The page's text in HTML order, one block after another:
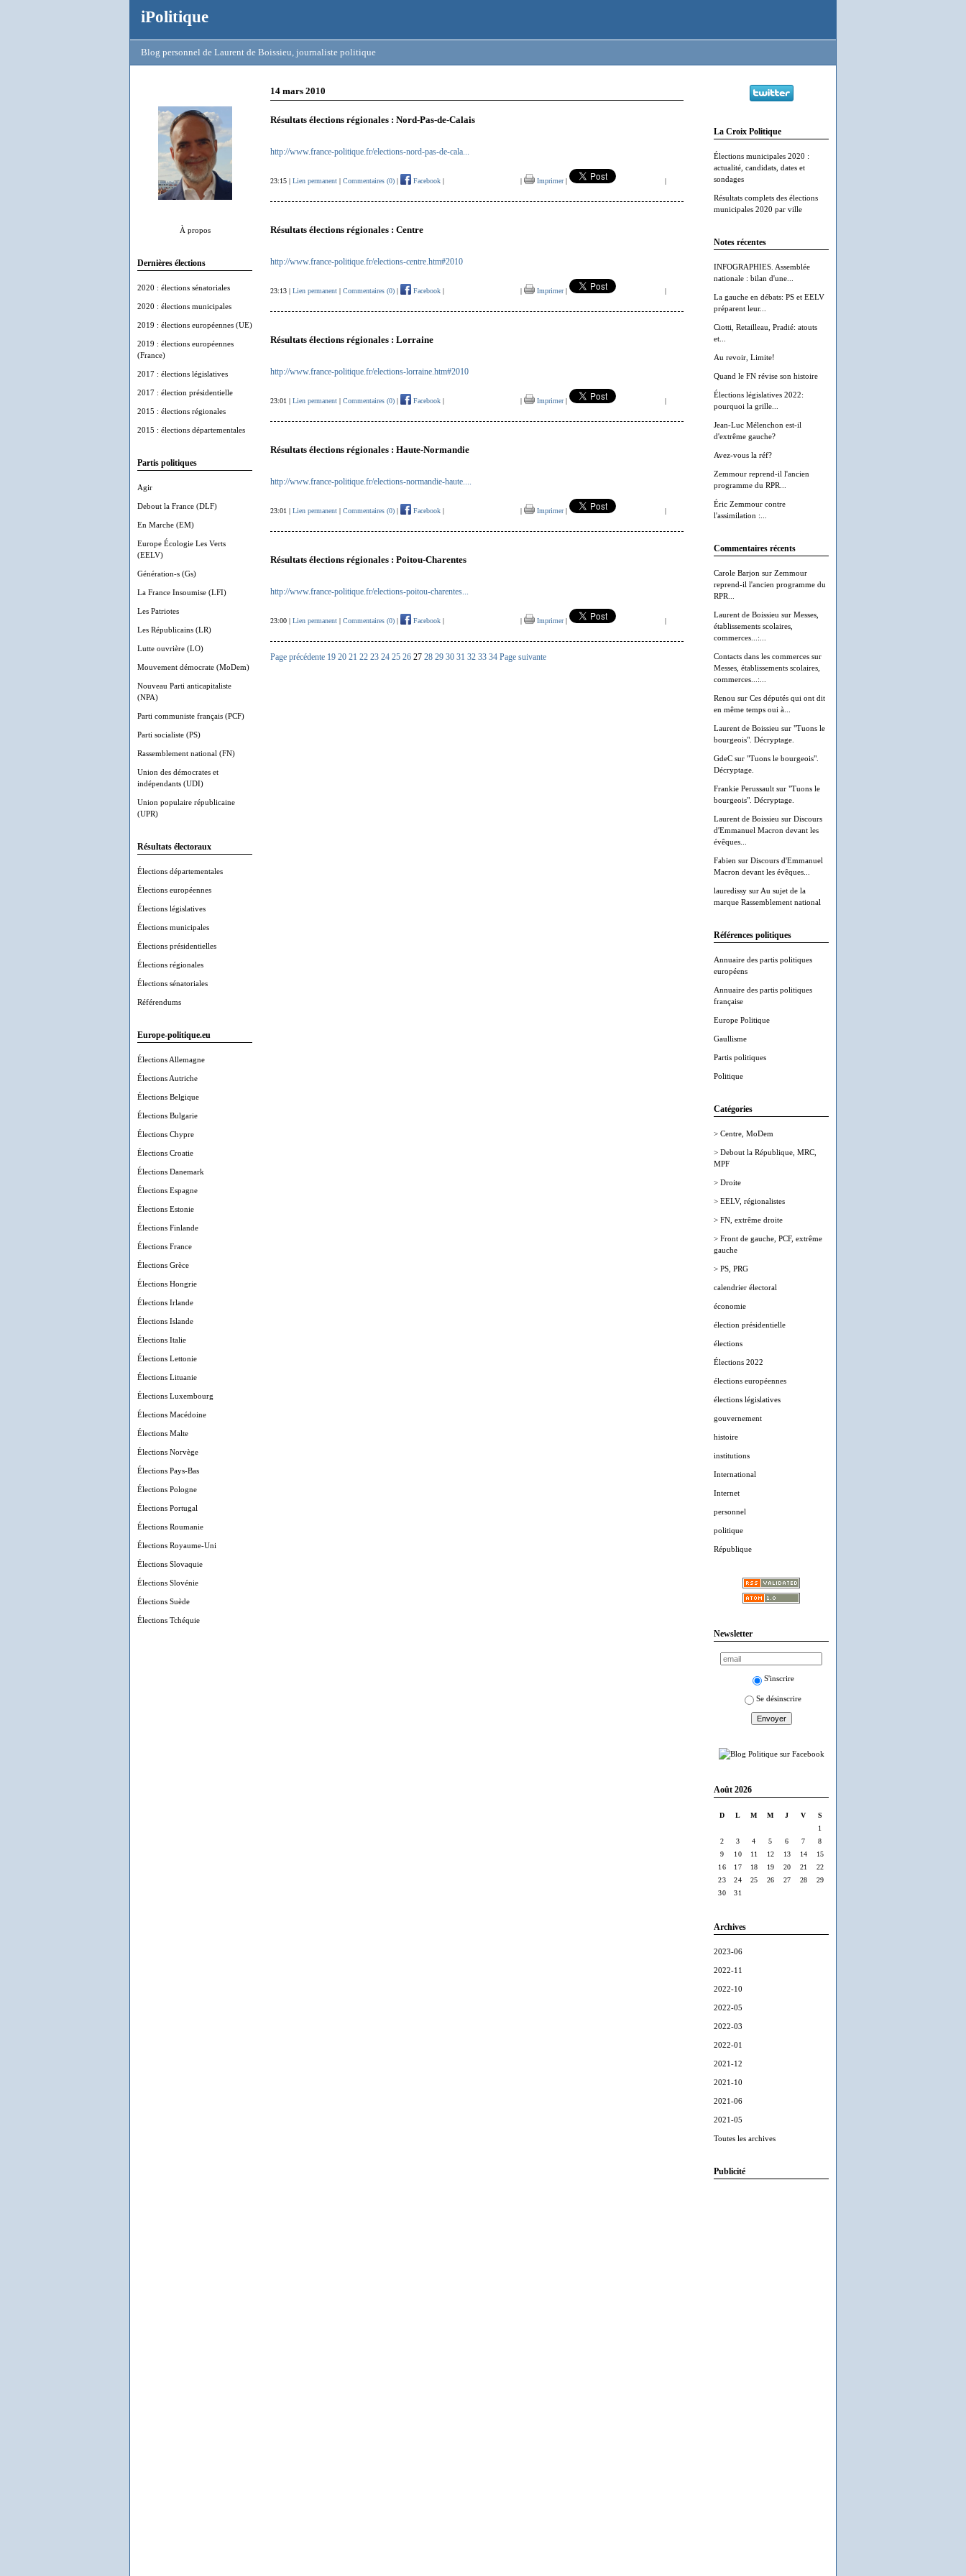
iPolitique
Blog personnel de Laurent de Boissieu, journaliste politique
À propos
Dernières élections
2020 : élections sénatoriales
2020 : élections municipales
2019 : élections européennes (UE)
2019 : élections européennes
(France)
2017 : élections législatives
2017 : élection présidentielle
2015 : élections régionales
2015 : élections départementales
Partis politiques
Agir
Debout la France (DLF)
En Marche (EM)
Europe Écologie Les Verts
(EELV)
Génération-s (Gs)
La France Insoumise (LFI)
Les Patriotes
Les Républicains (LR)
Lutte ouvrière (LO)
Mouvement démocrate (MoDem)
Nouveau Parti anticapitaliste
(NPA)
Parti communiste français (PCF)
Parti socialiste (PS)
Rassemblement national (FN)
Union des démocrates et
indépendants (UDI)
Union populaire républicaine
(UPR)
Résultats électoraux
Élections départementales
Élections européennes
Élections législatives
Élections municipales
Élections présidentielles
Élections régionales
Élections sénatoriales
Référendums
Europe-politique.eu
Élections Allemagne
Élections Autriche
Élections Belgique
Élections Bulgarie
Élections Chypre
Élections Croatie
Élections Danemark
Élections Espagne
Élections Estonie
Élections Finlande
Élections France
Élections Grèce
Élections Hongrie
Élections Irlande
Élections Islande
Élections Italie
Élections Lettonie
Élections Lituanie
Élections Luxembourg
Élections Macédoine
Élections Malte
Élections Norvège
Élections Pays-Bas
Élections Pologne
Élections Portugal
Élections Roumanie
Élections Royaume-Uni
Élections Slovaquie
Élections Slovénie
Élections Suède
Élections Tchéquie
La Croix Politique
Élections municipales 2020 :
actualité, candidats, dates et
sondages
Résultats complets des élections
municipales 2020 par ville
Notes récentes
INFOGRAPHIES. Assemblée
nationale : bilan d'une...
La gauche en débats: PS et EELV
préparent leur...
Ciotti, Retailleau, Pradié: atouts
et...
Au revoir, Limite!
Quand le FN révise son histoire
Élections législatives 2022:
pourquoi la grille...
Jean-Luc Mélenchon est-il
d'extrême gauche?
Avez-vous la réf?
Zemmour reprend-il l'ancien
programme du RPR...
Éric Zemmour contre
l'assimilation :...
Commentaires récents
Carole Barjon sur Zemmour
reprend-il l'ancien programme du
RPR...
Laurent de Boissieu sur Messes,
établissements scolaires,
commerces...:...
Contacts dans les commerces sur
Messes, établissements scolaires,
commerces...:...
Renou sur Ces députés qui ont dit
en même temps oui à...
Laurent de Boissieu sur "Tuons le
bourgeois". Décryptage.
GdeC sur "Tuons le bourgeois".
Décryptage.
Frankie Perussault sur "Tuons le
bourgeois". Décryptage.
Laurent de Boissieu sur Discours
d'Emmanuel Macron devant les
évêques...
Fabien sur Discours d'Emmanuel
Macron devant les évêques...
lauredissy sur Au sujet de la
marque Rassemblement national
Références politiques
Annuaire des partis politiques
européens
Annuaire des partis politiques
française
Europe Politique
Gaullisme
Partis politiques
Politique
Catégories
> Centre, MoDem
> Debout la République, MRC,
MPF
> Droite
> EELV, régionalistes
> FN, extrême droite
> Front de gauche, PCF, extrême
gauche
> PS, PRG
calendrier électoral
économie
élection présidentielle
élections
Élections 2022
élections européennes
élections législatives
gouvernement
histoire
institutions
International
Internet
personnel
politique
République
Newsletter
S'inscrire
Se désinscrire
Août 2026
D L M M J V
S
1
2
3 4 5 6 7
8
9
10 11 12 13 14
15
16
17 18 19 20 21
22
23
24 25 26 27 28
29
30
31
Archives
2023-06
2022-11
2022-10
2022-05
2022-03
2022-01
2021-12
2021-10
2021-06
2021-05
Toutes les archives
Publicité
14 mars 2010
Résultats élections régionales : Nord-Pas-de-Calais
http://www.france-politique.fr/elections-nord-pas-de-cala...
23:15 | Lien permanent | Commentaires (0) | Facebook | | Imprimer| |
Résultats élections régionales : Centre
http://www.france-politique.fr/elections-centre.htm#2010
23:13 | Lien permanent | Commentaires (0) | Facebook | | Imprimer| |
Résultats élections régionales : Lorraine
http://www.france-politique.fr/elections-lorraine.htm#2010
23:01 | Lien permanent | Commentaires (0) | Facebook | | Imprimer| |
Résultats élections régionales : Haute-Normandie
http://www.france-politique.fr/elections-normandie-haute....
23:01 | Lien permanent | Commentaires (0) | Facebook | | Imprimer| |
Résultats élections régionales : Poitou-Charentes
http://www.france-politique.fr/elections-poitou-charentes...
23:00 | Lien permanent | Commentaires (0) | Facebook | | Imprimer| |
Page précédente 19 20 21 22 23 24 25 26 27 28 29 30 31 32 33 34 Page suivante